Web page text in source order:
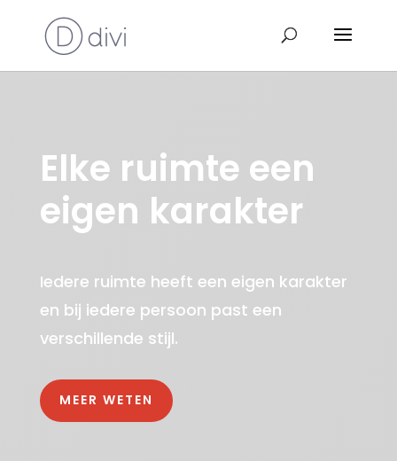
Elke ruimte een
eigen karakter
Iedere ruimte heeft een eigen karakter
en bij iedere persoon past een
verschillende stijl.
MEER WETEN